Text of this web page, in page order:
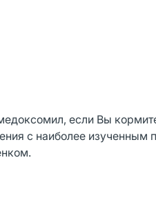
если Вы
с наиболее изученным